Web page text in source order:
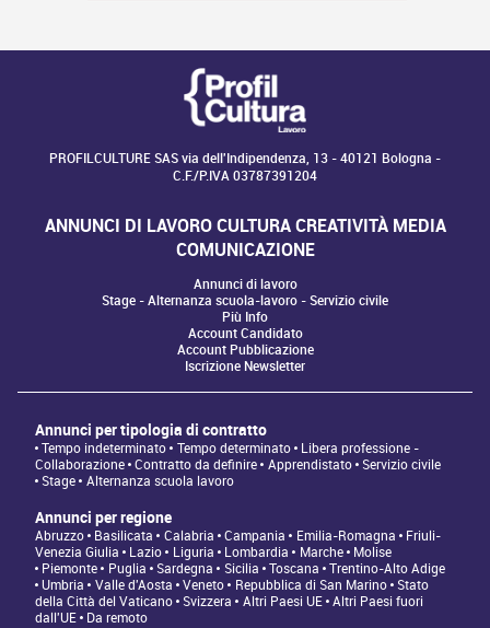
PROFILCULTURE SAS via dell'Indipendenza, 13 - 40121 Bologna -
C.F./P.IVA 03787391204
ANNUNCI DI LAVORO CULTURA CREATIVITÀ MEDIA
COMUNICAZIONE
Annunci di lavoro
Stage - Alternanza scuola-lavoro - Servizio civile
Più Info
Account Candidato
Account Pubblicazione
Iscrizione Newsletter
Annunci per tipologia di contratto
Tempo indeterminato Tempo determinato
Libera professione -
Collaborazione
Contratto da definire Apprendistato
Servizio civile
Stage
Alternanza scuola lavoro
Annunci per regione
Abruzzo Basilicata Calabria Campania Emilia-Romagna
Friuli-
Venezia Giulia
Lazio Liguria Lombardia Marche
Molise
Piemonte
Puglia Sardegna Sicilia Toscana
Trentino-Alto Adige
Umbria
Valle d'Aosta Veneto Repubblica di San Marino
Stato
della Città del Vaticano
Svizzera Altri Paesi UE
Altri Paesi fuori
dall'UE
Da remoto